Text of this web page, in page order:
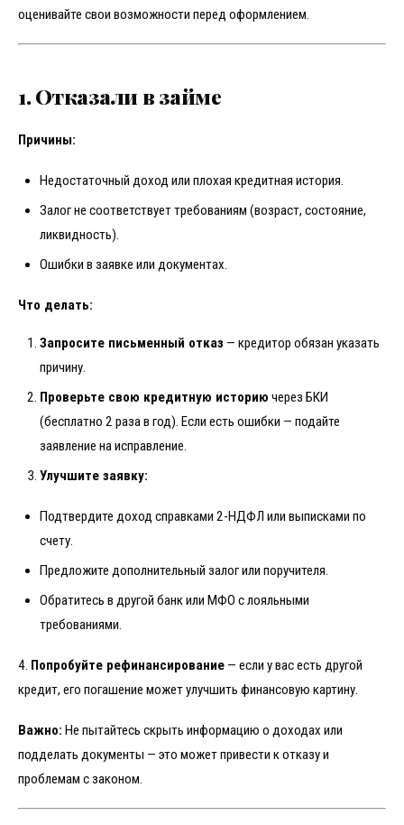
оценивайте свои возможности перед оформлением.
1. Отказали в займе
Причины:
Недостаточный доход или плохая кредитная история.
Залог не соответствует требованиям (возраст, состояние,
ликвидность).
Ошибки в заявке или документах.
Что делать:
Запросите письменный отказ — кредитор обязан указать
причину.
Проверьте свою кредитную историю через БКИ
(бесплатно 2 раза в год). Если есть ошибки — подайте
заявление на исправление.
Улучшите заявку:
Подтвердите доход справками 2-НДФЛ или выписками по
счету.
Предложите дополнительный залог или поручителя.
Обратитесь в другой банк или МФО с лояльными
требованиями.
4. Попробуйте рефинансирование — если у вас есть другой
кредит, его погашение может улучшить финансовую картину.
Важно: Не пытайтесь скрыть информацию о доходах или
подделать документы — это может привести к отказу и
проблемам с законом.